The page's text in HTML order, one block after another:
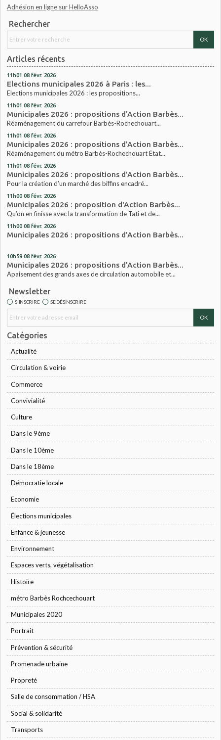
Adhésion en ligne sur HelloAsso
Rechercher
Articles récents
11h01 08 févr. 2026
Elections municipales 2026 à Paris : les...
Elections municipales 2026 : les propositions...
11h01 08 févr. 2026
Municipales 2026 : propositions d'Action Barbès...
Réaménagement du carrefour Barbès-Rochechouart...
11h01 08 févr. 2026
Municipales 2026 : propositions d'Action Barbès...
Réaménagement du métro Barbès-Rochechouart État...
11h01 08 févr. 2026
Municipales 2026 : propositions d'Action Barbès...
Pour la création d’un marché des biffins encadré...
11h00 08 févr. 2026
Municipales 2026 : proposition d'Action Barbès...
Qu’on en finisse avec la transformation de Tati et de...
11h00 08 févr. 2026
Municipales 2026 : propositions d'Action Barbès...
10h59 08 févr. 2026
Municipales 2026 : propositions d'Action Barbès...
Apaisement des grands axes de circulation automobile et...
Newsletter
S'INSCRIRE SE DÉSINSCRIRE
Catégories
Actualité
Circulation & voirie
Commerce
Convivialité
Culture
Dans le 9ème
Dans le 10ème
Dans le 18ème
Démocratie locale
Economie
Élections municipales
Enfance & jeunesse
Environnement
Espaces verts, végétalisation
Histoire
métro Barbès Rochcechouart
Municipales 2020
Portrait
Prévention & sécurité
Promenade urbaine
Propreté
Salle de consommation / HSA
Social & solidarité
Transports